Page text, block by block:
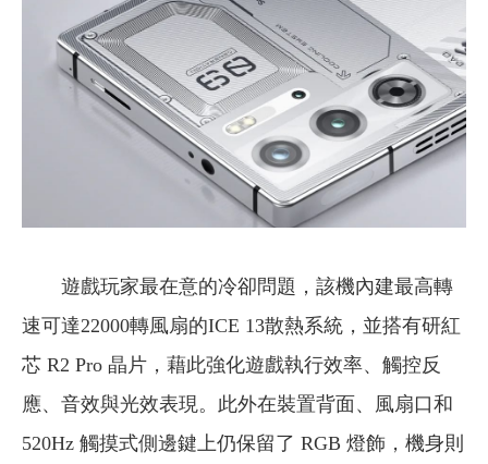
遊戲玩家最在意的冷卻問題，該機內建最高轉
速可達22000轉風扇的ICE 13散熱系統，並搭有研紅
芯 R2 Pro 晶片，藉此強化遊戲執行效率、觸控反
應、音效與光效表現。此外在裝置背面、風扇口和
520Hz 觸摸式側邊鍵上仍保留了 RGB 燈飾，機身則